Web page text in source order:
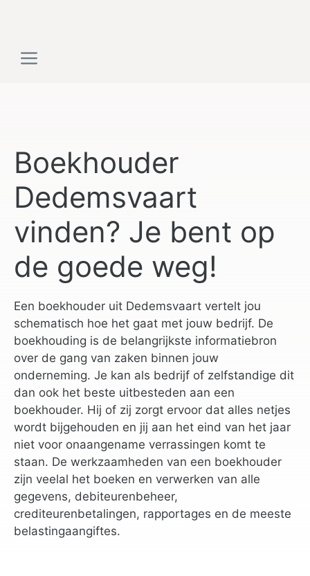
inhoudMenu
Boekhouder
Dedemsvaart
vinden? Je bent op
de goede weg!
Een boekhouder uit Dedemsvaart vertelt jou
schematisch hoe het gaat met jouw bedrijf. De
boekhouding is de belangrijkste informatiebron
over de gang van zaken binnen jouw
onderneming. Je kan als bedrijf of zelfstandige dit
dan ook het beste uitbesteden aan een
boekhouder. Hij of zij zorgt ervoor dat alles netjes
wordt bijgehouden en jij aan het eind van het jaar
niet voor onaangename verrassingen komt te
staan. De werkzaamheden van een boekhouder
zijn veelal het boeken en verwerken van alle
gegevens, debiteurenbeheer,
crediteurenbetalingen, rapportages en de meeste
belastingaangiftes.